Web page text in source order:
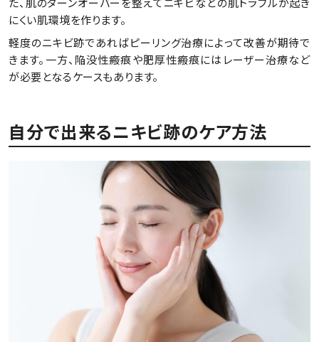
にくい肌環境を作ります。
軽度のニキビ跡であればピーリング治療によって改善が期待で
きます。一方、陥没性瘢痕や肥厚性瘢痕にはレーザー治療など
が必要となるケースもあります。
自分で出来るニキビ跡のケア方法